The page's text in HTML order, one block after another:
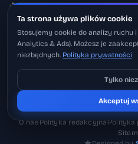
›Powiat oświęcimski
Utrudnienia drogowe
© 2026 Oswiecimskie.pl – Portal
oświęcimskiego.
O nas·Polityka redakcyjna·Polityka
Ta strona używa plików cookie
Stosujemy cookie do analizy ruchu
Analytics & Ads). Możesz je
niezbędnych. Polityka prywatności
Tylko
Akceptuj
Pobierz